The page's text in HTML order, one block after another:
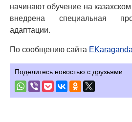
начинают обучение на
внедрена специальная
адаптации.
По сообщению сайта
Поделитесь новостью с друзьями